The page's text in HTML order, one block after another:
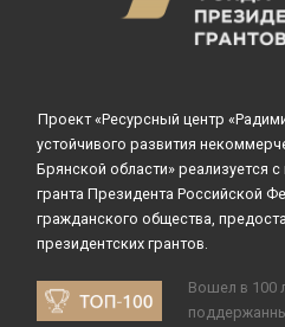
Проект «Ресурсный центр
устойчивого развития
Брянской области» реализуется
гранта Президента Российской
гражданского общества,
президентских грантов.
Вошел в 100